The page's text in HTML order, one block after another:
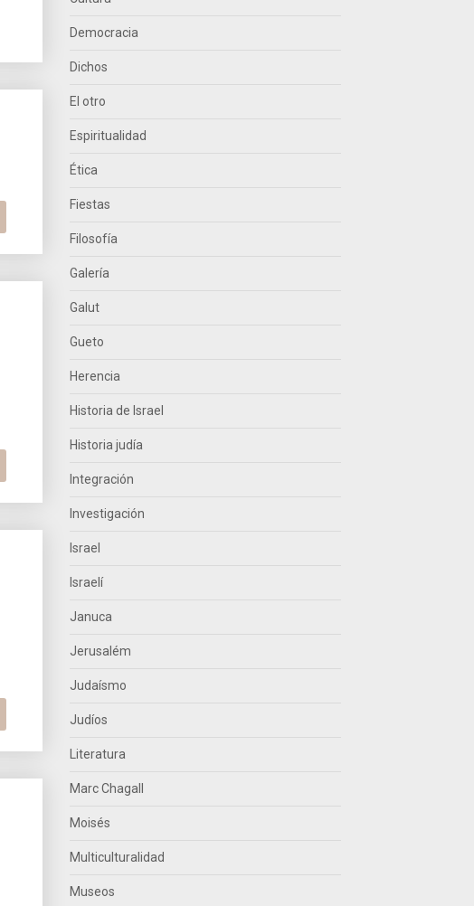
Democracia
Dichos
El otro
Espiritualidad
Ética
Fiestas
Filosofía
Galería
Galut
Gueto
Herencia
Historia de Israel
Historia judía
Integración
Investigación
Israel
Israelí
Januca
Jerusalém
Judaísmo
Judíos
Literatura
Marc Chagall
Moisés
Multiculturalidad
Museos